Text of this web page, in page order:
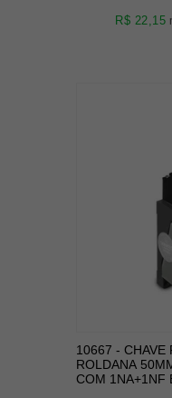
R$ 22,15
10667 - CHAVE
ROLDANA
COM 1NA+1NF